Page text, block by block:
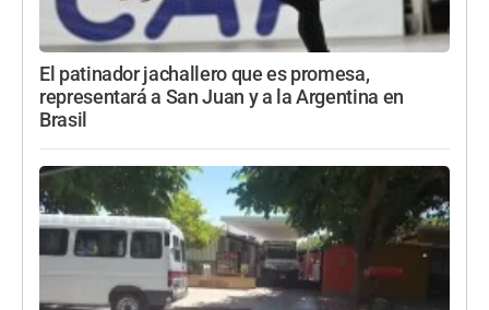
El patinador jachallero que es promesa,
representará a San Juan y a la Argentina en
Brasil